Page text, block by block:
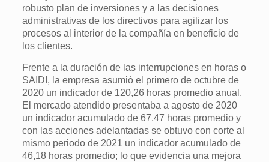
robusto plan de inversiones y a las decisiones
administrativas de los directivos para agilizar los
procesos al interior de la compañía en beneficio de
los clientes.
Frente a la duración de las interrupciones en horas o
SAIDI, la empresa asumió el primero de octubre de
2020 un indicador de 120,26 horas promedio anual.
El mercado atendido presentaba a agosto de 2020
un indicador acumulado de 67,47 horas promedio y
con las acciones adelantadas se obtuvo con corte al
mismo periodo de 2021 un indicador acumulado de
46,18 horas promedio; lo que evidencia una mejora